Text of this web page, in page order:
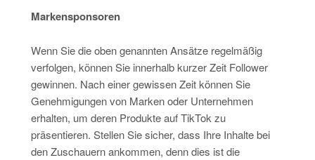
Markensponsoren
Wenn Sie die oben genannten Ansätze regelmäßig
verfolgen, können Sie innerhalb kurzer Zeit Follower
gewinnen. Nach einer gewissen Zeit können Sie
Genehmigungen von Marken oder Unternehmen
erhalten, um deren Produkte auf TikTok zu
präsentieren. Stellen Sie sicher, dass Ihre Inhalte bei
den Zuschauern ankommen, denn dies ist die